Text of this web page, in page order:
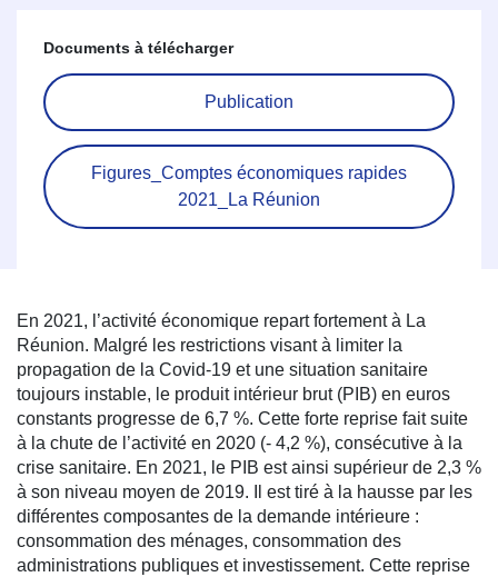
Documents à télécharger
Publication
Figures_Comptes économiques rapides
2021_La Réunion
En 2021, l’activité économique repart fortement à La
Réunion. Malgré les restrictions visant à limiter la
propagation de la Covid-19 et une situation sanitaire
toujours instable, le produit intérieur brut (PIB) en euros
constants progresse de 6,7 %. Cette forte reprise fait suite
à la chute de l’activité en 2020 (- 4,2 %), consécutive à la
crise sanitaire. En 2021, le PIB est ainsi supérieur de 2,3 %
à son niveau moyen de 2019. Il est tiré à la hausse par les
différentes composantes de la demande intérieure :
consommation des ménages, consommation des
administrations publiques et investissement. Cette reprise